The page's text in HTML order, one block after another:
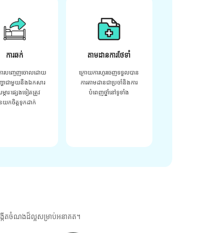
ការឆក់
របញ្ចេញចោលដោយ
ហាជាមួយនឹងឯកសារ
ារៈផ្សេងទៀតត្រូវ
យកចិត្តទុកដាក់
តាមដានការថែទាំ
ក្រោយ​ការ​ហូរ​ចេញ​ទទួល​បាន​
ការ​តាមដាន​ជា​ប្រចាំ​និង​ការ​
បំពេញ​ថ្នាំ​នៅ​ទូទាំង​
ើតចំណងដ៏ល្អសម្រាប់អនាគត។